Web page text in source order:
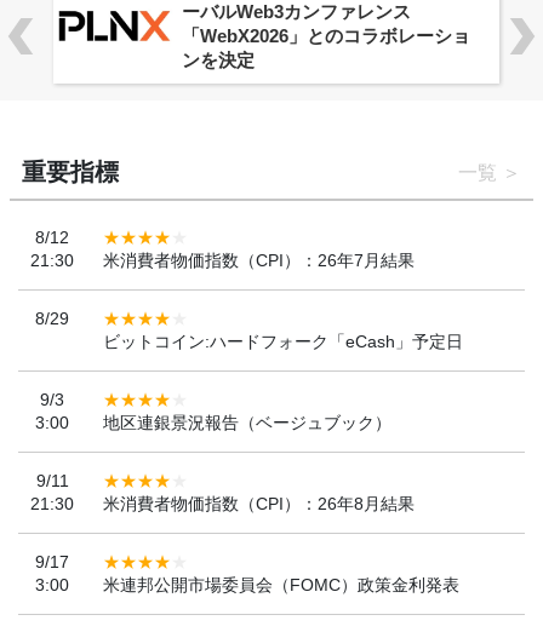
ーバルWeb3カンファレンス
「WebX2026」とのコラボレーショ
ンを決定
重要指標 一覧
8/12
21:30
米消費者物価指数（CPI）：26年7月結果
8/29
ビットコイン:ハードフォーク「eCash」予定日
9/3
3:00
地区連銀景況報告（ベージュブック）
9/11
21:30
米消費者物価指数（CPI）：26年8月結果
9/17
3:00
米連邦公開市場委員会（FOMC）政策金利発表